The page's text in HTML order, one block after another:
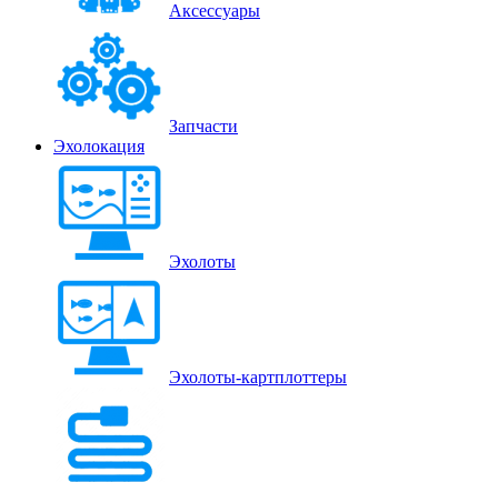
Аксессуары
Запчасти
Эхолокация
Эхолоты
Эхолоты-картплоттеры